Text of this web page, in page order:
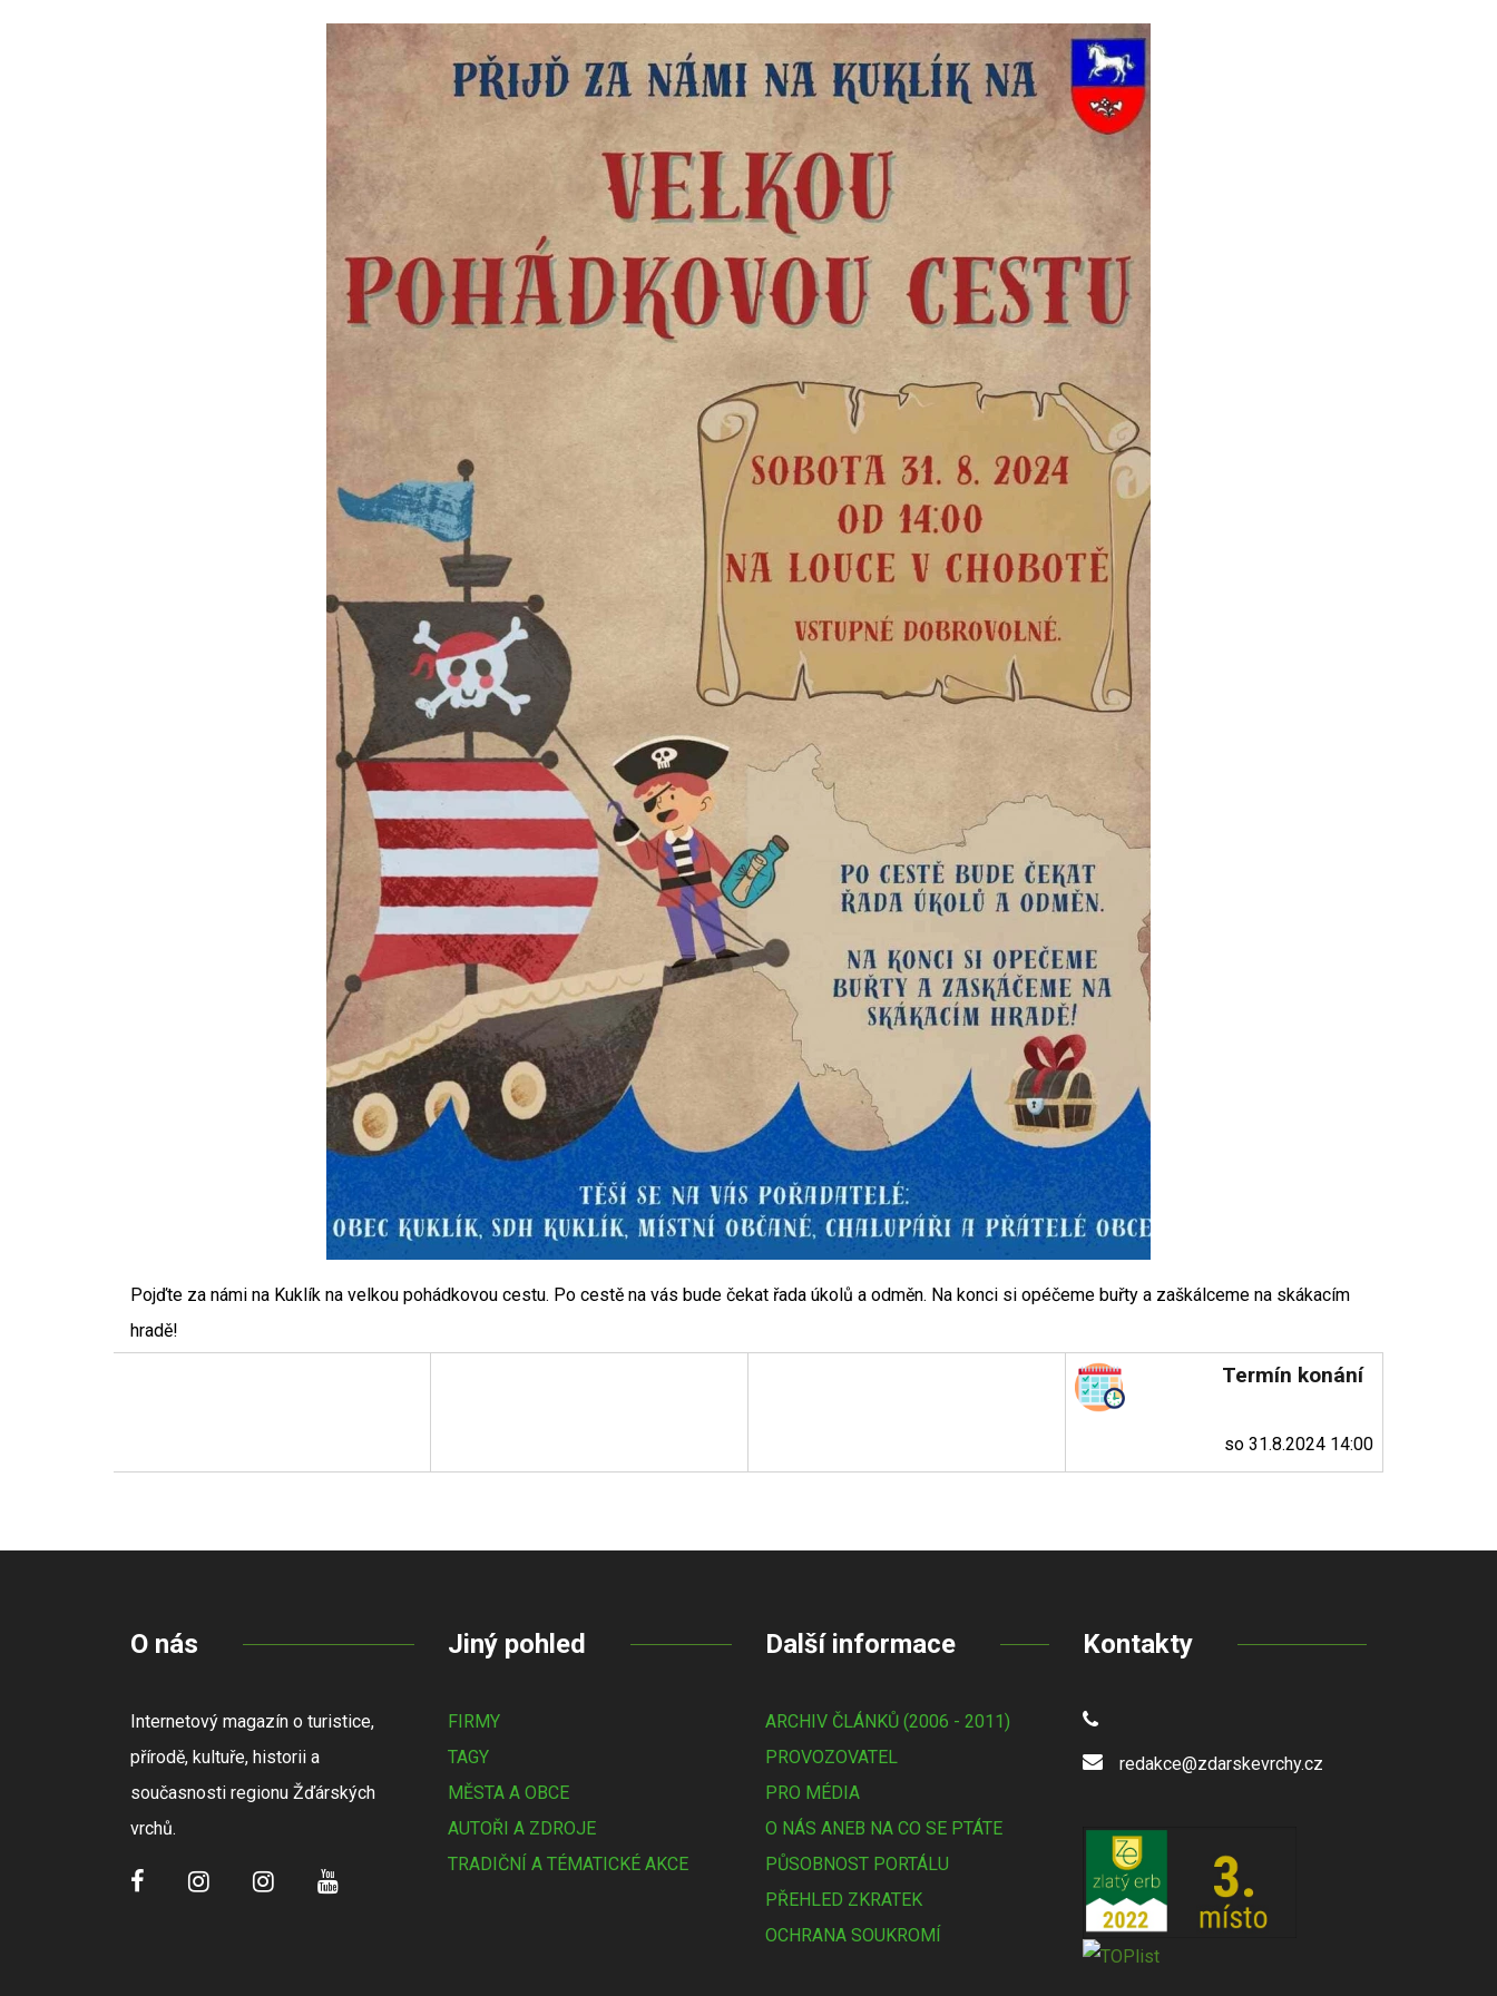
Pojďte za námi na Kuklík na velkou pohádkovou cestu. Po cestě na vás bude čekat řada úkolů a odměn. Na konci si opéčeme buřty a zaškálceme na skákacím
hradě!
Termín konání
so 31.8.2024 14:00
O nás
Internetový magazín o turistice,
přírodě, kultuře, historii a
současnosti regionu Žďárských
vrchů.
Jiný pohled
FIRMY
TAGY
MĚSTA A OBCE
AUTOŘI A ZDROJE
TRADIČNÍ A TÉMATICKÉ AKCE
Další informace
ARCHIV ČLÁNKŮ (2006 - 2011)
PROVOZOVATEL
PRO MÉDIA
O NÁS ANEB NA CO SE PTÁTE
PŮSOBNOST PORTÁLU
PŘEHLED ZKRATEK
OCHRANA SOUKROMÍ
Kontakty
redakce@zdarskevrchy.cz